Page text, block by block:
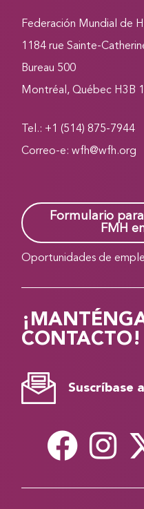
Federación Mundial de
1184 rue Sainte-
Bureau 500
Montréal, Québec H3B
Tel.: +1 (514) 875-7944
Correo-e:wfh@wfh.org
Formulario
FMH
Oportunidades de
CONTACTO!
Suscríbase